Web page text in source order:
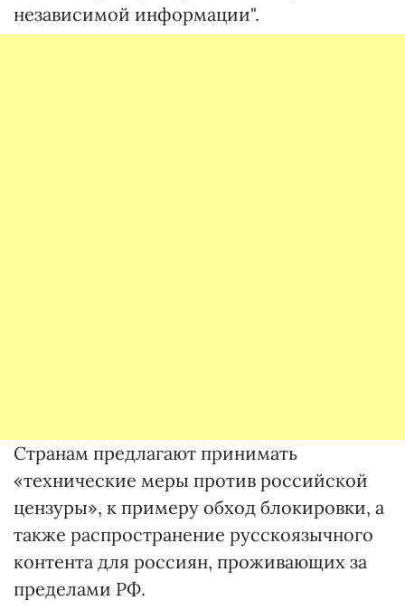
независимой информации".
Странам предлагают принимать
«технические меры против российской
цензуры», к примеру обход блокировки, а
также распространение русскоязычного
контента для россиян, проживающих за
пределами РФ.